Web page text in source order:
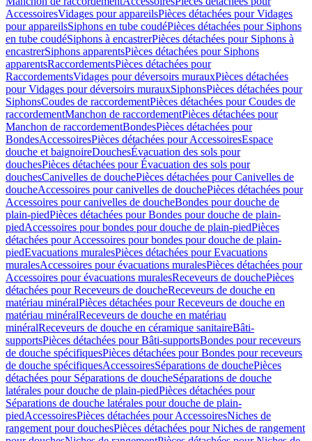
AccessoiresVidages pour appareilsPièces détachées pour Vidages
pour appareilsSiphons en tube coudéPièces détachées pour Siphons
en tube coudéSiphons à encastrerPièces détachées pour Siphons à
encastrerSiphons apparentsPièces détachées pour Siphons
apparentsRaccordementsPièces détachées pour
RaccordementsVidages pour déversoirs murauxPièces détachées
pour Vidages pour déversoirs murauxSiphonsPièces détachées pour
SiphonsCoudes de raccordementPièces détachées pour Coudes de
raccordementManchon de raccordementPièces détachées pour
Manchon de raccordementBondesPièces détachées pour
BondesAccessoiresPièces détachées pour AccessoiresEspace
douche et baignoireDouchesÉvacuation des sols pour
douchesPièces détachées pour Évacuation des sols pour
douchesCanivelles de douchePièces détachées pour Canivelles de
doucheAccessoires pour canivelles de douchePièces détachées pour
Accessoires pour canivelles de doucheBondes pour douche de
plain-piedPièces détachées pour Bondes pour douche de plain-
piedAccessoires pour bondes pour douche de plain-piedPièces
détachées pour Accessoires pour bondes pour douche de plain-
piedEvacuations muralesPièces détachées pour Evacuations
muralesAccessoires pour évacuations muralesPièces détachées pour
Accessoires pour évacuations muralesReceveurs de douchePièces
détachées pour Receveurs de doucheReceveurs de douche en
matériau minéralPièces détachées pour Receveurs de douche en
matériau minéralReceveurs de douche en matériau
minéralReceveurs de douche en céramique sanitaireBâti-
supportsPièces détachées pour Bâti-supportsBondes pour receveurs
de douche spécifiquesPièces détachées pour Bondes pour receveurs
de douche spécifiquesAccessoiresSéparations de douchePièces
détachées pour Séparations de doucheSéparations de douche
latérales pour douche de plain-piedPièces détachées pour
Séparations de douche latérales pour douche de plain-
piedAccessoiresPièces détachées pour AccessoiresNiches de
rangement pour douchesPièces détachées pour Niches de rangement